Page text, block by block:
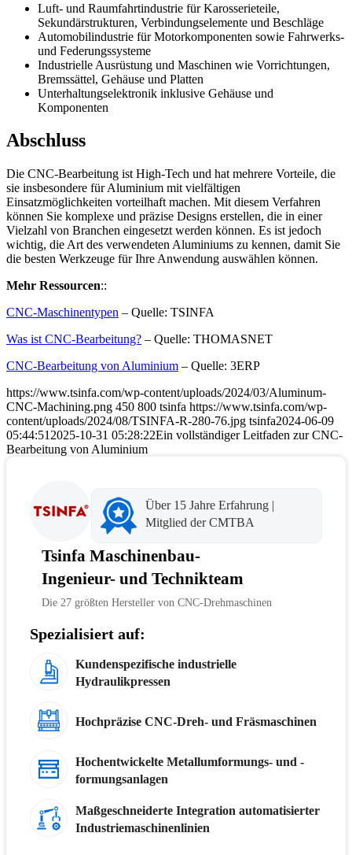
Luft- und Raumfahrtindustrie für Karosserieteile,
Sekundärstrukturen, Verbindungselemente und Beschläge
Automobilindustrie für Motorkomponenten sowie Fahrwerks-
und Federungssysteme
Industrielle Ausrüstung und Maschinen wie Vorrichtungen,
Bremssättel, Gehäuse und Platten
Unterhaltungselektronik inklusive Gehäuse und
Komponenten
Abschluss
Die CNC-Bearbeitung ist High-Tech und hat mehrere Vorteile, die
sie insbesondere für Aluminium mit vielfältigen
Einsatzmöglichkeiten vorteilhaft machen. Mit diesem Verfahren
können Sie komplexe und präzise Designs erstellen, die in einer
Vielzahl von Branchen eingesetzt werden können. Es ist jedoch
wichtig, die Art des verwendeten Aluminiums zu kennen, damit Sie
die besten Werkzeuge für Ihre Anwendung auswählen können.
Mehr Ressourcen::
CNC-Maschinentypen – Quelle: TSINFA
Was ist CNC-Bearbeitung? – Quelle: THOMASNET
CNC-Bearbeitung von Aluminium – Quelle: 3ERP
https://www.tsinfa.com/wp-content/uploads/2024/03/Aluminum-
CNC-Machining.png 450 800 tsinfa https://www.tsinfa.com/wp-
content/uploads/2024/08/TSINFA-R-280-76.jpg tsinfa2024-06-09
05:44:51 2025-10-31 05:28:22Ein vollständiger Leitfaden zur CNC-
Bearbeitung von Aluminium
Tsinfa Maschinenbau-
Ingenieur- und Technikteam
Die 27 größten Hersteller von CNC-Drehmaschinen
Über 15 Jahre Erfahrung |
Mitglied der CMTBA
Spezialisiert auf:
Kundenspezifische industrielle
Hydraulikpressen
Hochpräzise CNC-Dreh- und Fräsmaschinen
Hochentwickelte Metallumformungs- und -
formungsanlagen
Maßgeschneiderte Integration automatisierter
Industriemaschinenlinien